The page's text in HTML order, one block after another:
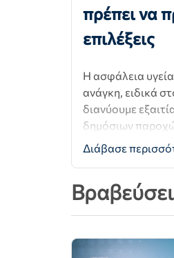
πρέπει να
επιλέξεις
Η ασφάλεια
ανάγκη, ειδικά
διανύουμε
δημόσιων
Διάβασε